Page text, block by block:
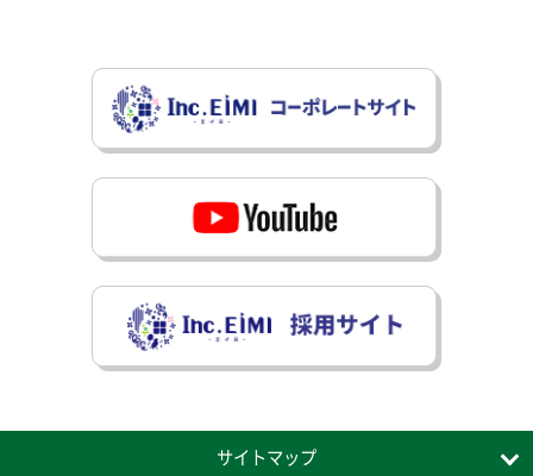
サイトマップ